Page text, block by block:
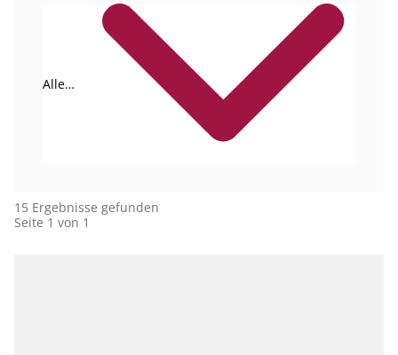
Alle
15 Ergebnisse gefunden
Seite 1 von 1